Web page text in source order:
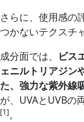
さらに、使用感の
つかないテクスチ
成分面では、
ビス
ェニルトリアジン
た、強力な紫外線
が、UVAとUVBの
[1]。